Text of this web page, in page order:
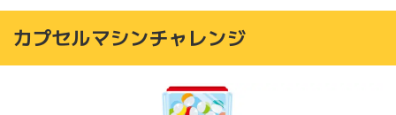
カプセルマシンチャレンジ